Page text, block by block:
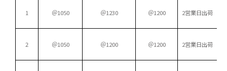
1 ＠1050 ＠1230 ＠1200 2営業日出荷
2 ＠1050 ＠1200 ＠1200 2営業日出荷